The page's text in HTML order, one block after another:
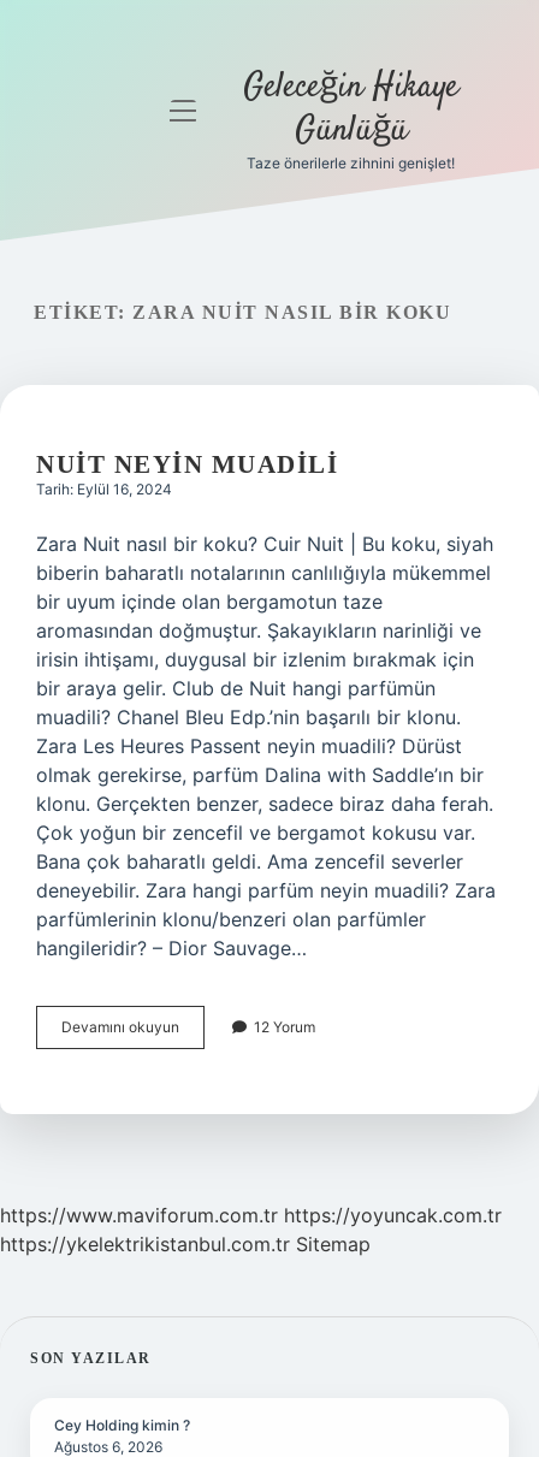
Gizlilik
Yasal Uyarı
Hakkımızda
menüyü Geleceğin Hikaye
Günlüğü
Taze önerilerle zihnini genişlet!
ETIKET: ZARA NUIT NASIL BIR KOKU
NUIT NEYIN MUADILI
Tarih: Eylül 16, 2024
Zara Nuit nasıl bir koku? Cuir Nuit | Bu koku, siyah
biberin baharatlı notalarının canlılığıyla mükemmel
bir uyum içinde olan bergamotun taze
aromasından doğmuştur. Şakayıkların narinliği ve
irisin ihtişamı, duygusal bir izlenim bırakmak için
bir araya gelir. Club de Nuit hangi parfümün
muadili? Chanel Bleu Edp.’nin başarılı bir klonu.
Zara Les Heures Passent neyin muadili? Dürüst
olmak gerekirse, parfüm Dalina with Saddle’ın bir
klonu. Gerçekten benzer, sadece biraz daha ferah.
Çok yoğun bir zencefil ve bergamot kokusu var.
Bana çok baharatlı geldi. Ama zencefil severler
deneyebilir. Zara hangi parfüm neyin muadili? Zara
parfümlerinin klonu/benzeri olan parfümler
hangileridir? – Dior Sauvage…
Devamını okuyun
Neyin
12 Yorum
https://www.maviforum.com.tr https://yoyuncak.com.tr
https://ykelektrikistanbul.com.tr Sitemap
SIDEBAR
SON YAZILAR
Cey Holding kimin ?
Ağustos 6, 2026